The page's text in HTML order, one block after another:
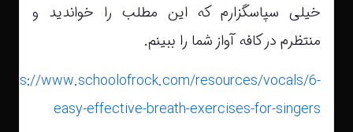
خیلی سپاسگزارم که این مطلب را خواندید و
منتظرم در کافه آواز شما را ببینم.
www.schoolofrock.com/resources/vocals/6-
easy-effective-breath-exercises-for-singers